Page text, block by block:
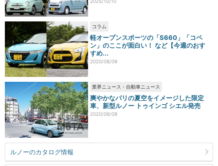
コラム
軽オープンスポーツの「S660」「コペ
ン」のここが面白い！ など【今週のおす
すめ...
2020/08/09
業界ニュース・自動車ニュース
爽やかなパリの夏空をイメージした限定
車、新型ルノー トゥインゴ シエル発売
2020/06/09
ルノーのカタログ情報